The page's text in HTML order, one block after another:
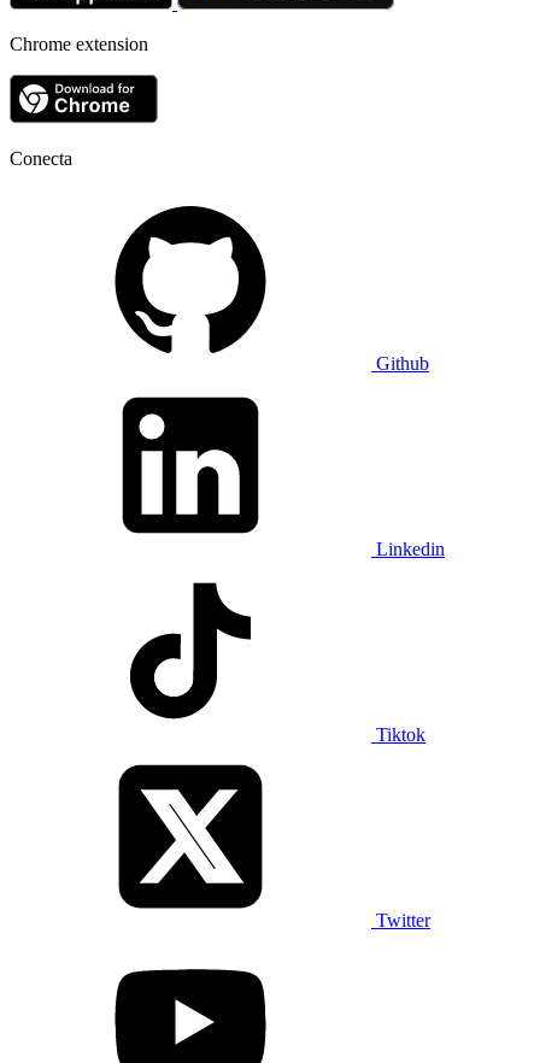
Chrome extension
Conecta
Github
Linkedin
Tiktok
Twitter